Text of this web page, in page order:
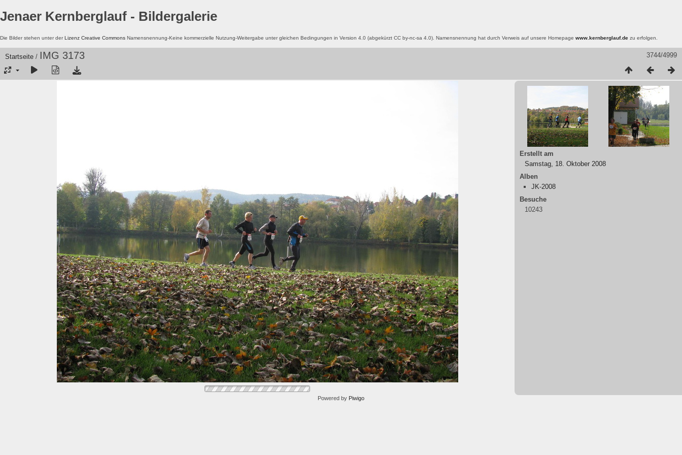
Jenaer Kernberglauf - Bildergalerie
Die Bilder stehen unter derLizenz Creative Commons Namensnennung-Keine kommerzielle Nutzung-Weitergabe unter gleichen Bedingungen in Version 4.0 (abgekürzt CC by-nc-sa 4.0). Namensnennung hat durch Verweis auf unsere Homepage www.kernberglauf.de zu erfolgen.
3744/4999
Startseite / IMG 3173
Erstellt am
Samstag, 18. Oktober 2008
Alben
JK-2008
Besuche
10243
Powered by Piwigo